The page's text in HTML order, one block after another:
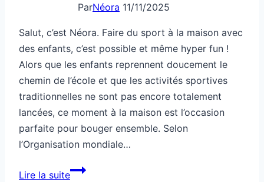
ParNéora 11/11/2025
Salut, c’est Néora. Faire du sport à la maison avec
des enfants, c’est possible et même hyper fun !
Alors que les enfants reprennent doucement le
chemin de l’école et que les activités sportives
traditionnelles ne sont pas encore totalement
lancées, ce moment à la maison est l’occasion
parfaite pour bouger ensemble. Selon
l’Organisation mondiale…
Lire la suiteComment